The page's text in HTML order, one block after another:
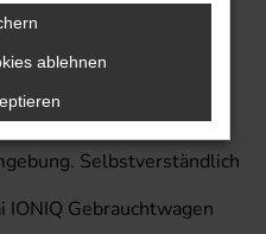
Auch nach Jahren im
nicht schlapp und ist
für die Innenstadt
Selbstverständlich
Gebrauchtwagen
ablehnen